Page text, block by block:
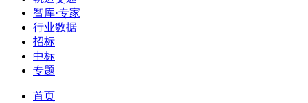
智库·专家
行业数据
招标
中标
专题
首页